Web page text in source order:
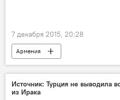
7 декабря 2015, 20:28
Армения
Руины памяти. Спитак.
Источник: Турция не выводила
из Ирака